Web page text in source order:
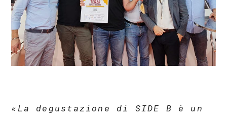
«La degustazione di SIDE B è un